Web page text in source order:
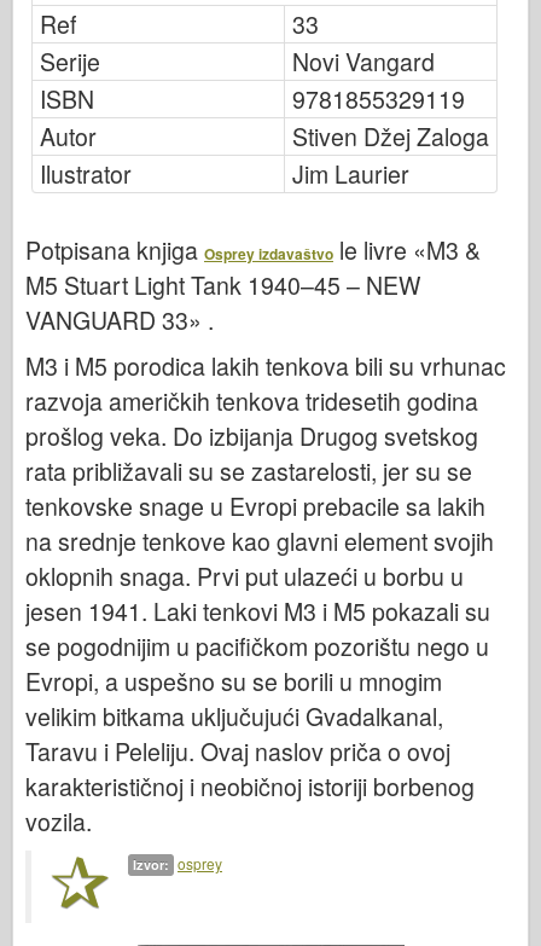
Heler
HobbyBoss
IBG modeli
ICM
Legenda
Meng Model
Tamiya
Tristar
Trubaи
Zvezda
Albumi-Fotografije
Šetnja okolo
Knjige
Dvd - ove
Kontakt
le Journal
Kompleti
Ref
33
Serije
Novi Vangard
ISBN
9781855329119
Autor
Stiven Džej Zaloga
Ilustrator
Jim Laurier
Potpisana knjiga Osprey izdavaštvo le livre «M3 &
M5 Stuart Light Tank 1940–45 – NEW
VANGUARD 33» .
M3 i M5 porodica lakih tenkova bili su vrhunac
razvoja američkih tenkova tridesetih godina
prošlog veka. Do izbijanja Drugog svetskog
rata približavali su se zastarelosti, jer su se
tenkovske snage u Evropi prebacile sa lakih
na srednje tenkove kao glavni element svojih
oklopnih snaga. Prvi put ulazeći u borbu u
jesen 1941. Laki tenkovi M3 i M5 pokazali su
se pogodnijim u pacifičkom pozorištu nego u
Evropi, a uspešno su se borili u mnogim
velikim bitkama uključujući Gvadalkanal,
Taravu i Peleliju. Ovaj naslov priča o ovoj
karakterističnoj i neobičnoj istoriji borbenog
vozila.
Izvor: osprey